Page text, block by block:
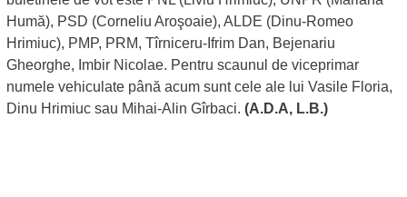
Humă), PSD (Corneliu Aroşoaie), ALDE (Dinu-Romeo
Hrimiuc), PMP, PRM, Tîrniceru-Ifrim Dan, Bejenariu
Gheorghe, Imbir Nicolae. Pentru scaunul de viceprimar
numele vehiculate până acum sunt cele ale lui Vasile Floria,
Dinu Hrimiuc sau Mihai-Alin Gîrbaci. (A.D.A, L.B.)